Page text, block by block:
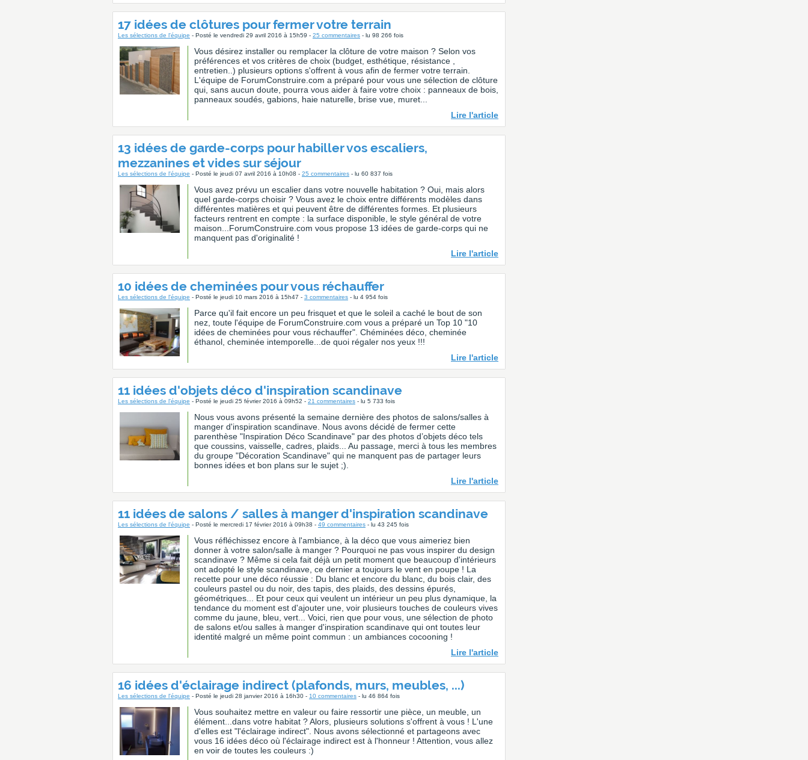
17 idées de clôtures pour fermer votre terrain
Les sélections de l'équipe - Posté le vendredi 29 avril 2016 à 15h59 - 25 commentaires - lu 98 266 fois
Vous désirez installer ou remplacer la clôture de votre maison ? Selon vos
préférences et vos critères de choix (budget, esthétique, résistance ,
entretien..) plusieurs options s'offrent à vous afin de fermer votre terrain.
L'équipe de ForumConstruire.com a préparé pour vous une sélection de clôture
qui, sans aucun doute, pourra vous aider à faire votre choix : panneaux de bois,
panneaux soudés, gabions, haie naturelle, brise vue, muret...
Lire l'article
13 idées de garde-corps pour habiller vos escaliers,
mezzanines et vides sur séjour
Les sélections de l'équipe - Posté le jeudi 07 avril 2016 à 10h08 - 25 commentaires - lu 60 837 fois
Vous avez prévu un escalier dans votre nouvelle habitation ? Oui, mais alors
quel garde-corps choisir ? Vous avez le choix entre différents modèles dans
différentes matières et qui peuvent être de différentes formes. Et plusieurs
facteurs rentrent en compte : la surface disponible, le style général de votre
maison...ForumConstruire.com vous propose 13 idées de garde-corps qui ne
manquent pas d'originalité !
Lire l'article
10 idées de cheminées pour vous réchauffer
Les sélections de l'équipe - Posté le jeudi 10 mars 2016 à 15h47 - 3 commentaires - lu 4 954 fois
Parce qu'il fait encore un peu frisquet et que le soleil a caché le bout de son
nez, toute l'équipe de ForumConstruire.com vous a préparé un Top 10 "10
idées de cheminées pour vous réchauffer". Chéminées déco, cheminée
éthanol, cheminée intemporelle...de quoi régaler nos yeux !!!
Lire l'article
11 idées d'objets déco d'inspiration scandinave
Les sélections de l'équipe - Posté le jeudi 25 février 2016 à 09h52 - 21 commentaires - lu 5 733 fois
Nous vous avons présenté la semaine dernière des photos de salons/salles à
manger d'inspiration scandinave. Nous avons décidé de fermer cette
parenthèse "Inspiration Déco Scandinave" par des photos d’objets déco tels
que coussins, vaisselle, cadres, plaids... Au passage, merci à tous les membres
du groupe "Décoration Scandinave" qui ne manquent pas de partager leurs
bonnes idées et bon plans sur le sujet ;).
Lire l'article
11 idées de salons / salles à manger d'inspiration scandinave
Les sélections de l'équipe - Posté le mercredi 17 février 2016 à 09h38 - 49 commentaires - lu 43 245 fois
Vous réfléchissez encore à l'ambiance, à la déco que vous aimeriez bien
donner à votre salon/salle à manger ? Pourquoi ne pas vous inspirer du design
scandinave ? Même si cela fait déjà un petit moment que beaucoup d'intérieurs
ont adopté le style scandinave, ce dernier a toujours le vent en poupe ! La
recette pour une déco réussie : Du blanc et encore du blanc, du bois clair, des
couleurs pastel ou du noir, des tapis, des plaids, des dessins épurés,
géométriques... Et pour ceux qui veulent un intérieur un peu plus dynamique, la
tendance du moment est d'ajouter une, voir plusieurs touches de couleurs vives
comme du jaune, bleu, vert... Voici, rien que pour vous, une sélection de photo
de salons et/ou salles à manger d'inspiration scandinave qui ont toutes leur
identité malgré un même point commun : un ambiances cocooning !
Lire l'article
16 idées d'éclairage indirect (plafonds, murs, meubles, ...)
Les sélections de l'équipe - Posté le jeudi 28 janvier 2016 à 16h30 - 10 commentaires - lu 46 864 fois
Vous souhaitez mettre en valeur ou faire ressortir une pièce, un meuble, un
élément...dans votre habitat ? Alors, plusieurs solutions s'offrent à vous ! L'une
d'elles est "l'éclairage indirect". Nous avons sélectionné et partageons avec
vous 16 idées déco où l'éclairage indirect est à l'honneur ! Attention, vous allez
en voir de toutes les couleurs :)